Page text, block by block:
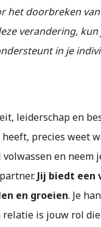
het doorbreken
verandering,
in je
leiderschap en
precies weet
volwassen en
Jij biedt een
en groeien. Je
is jouw rol